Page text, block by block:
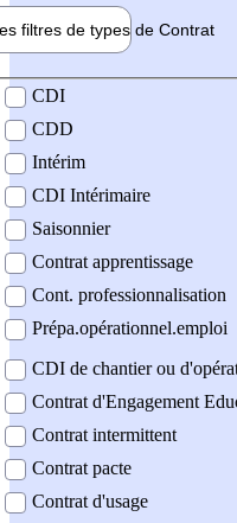
filtres de types de Contrat
contrat
CDI
CDD
Intérim
CDI Intérimaire
Saisonnier
Contrat apprentissage
Cont. professionnalisation
Prépa.opérationnel.emploi
CDI de chantier ou
Contrat d'Engagement
Contrat intermittent
Contrat pacte
Contrat d'usage